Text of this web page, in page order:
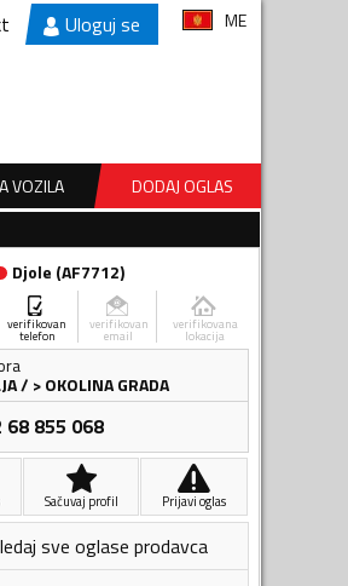
Uloguj se ME
VOZILA DODAJ OGLAS
Djole (AF7712)
verifikovan
telefon
verifikovan
email
verifikovana
lokacija
/ > OKOLINA GRADA
68 855 068
Sačuvaj profil Prijavi oglas
sve oglase prodavca